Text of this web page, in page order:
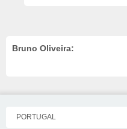
Bruno Oliveira:
PORTUGAL